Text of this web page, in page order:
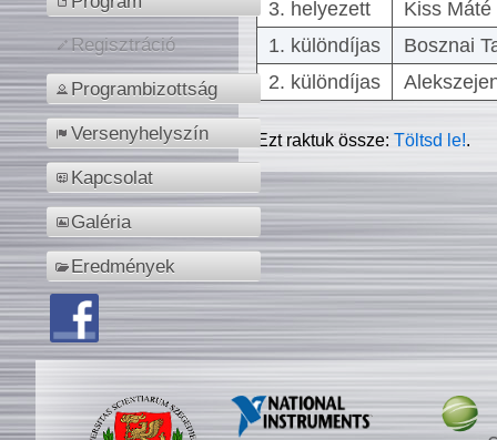
Regisztráció
Programbizottság
Versenyhelyszín
Kapcsolat
Galéria
Eredmények
3. helyezett
Kiss
1. különdíjas
Bosznai
2. különdíjas
Ezt raktuk össze:Töltsd le!.